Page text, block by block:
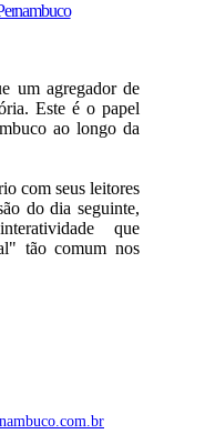
um agregador de
Este é o papel
ao longo da
com seus leitores
do dia seguinte,
que
tão comum nos